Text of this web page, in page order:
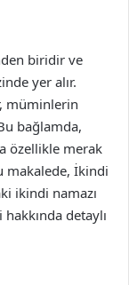
biridir ve
yer alır.
müminlerin
bağlamda,
özellikle merak
makalede, İkindi
ikindi namazı
detaylı